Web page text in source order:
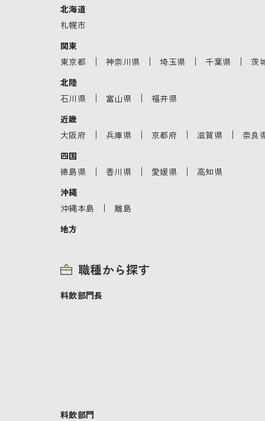
北海道
札幌市
関東
東京都
｜ 神奈川県 ｜ 埼玉県 ｜ 千葉県 ｜
茨
北陸
石川県
｜ 富山県 ｜
福井県
近畿
大阪府
｜ 兵庫県 ｜ 京都府 ｜ 滋賀県 ｜
奈良
四国
徳島県
｜ 香川県 ｜ 愛媛県 ｜
高知県
沖縄
沖縄本島
｜
離島
地方
職種から探す
料飲部門長
料飲部門